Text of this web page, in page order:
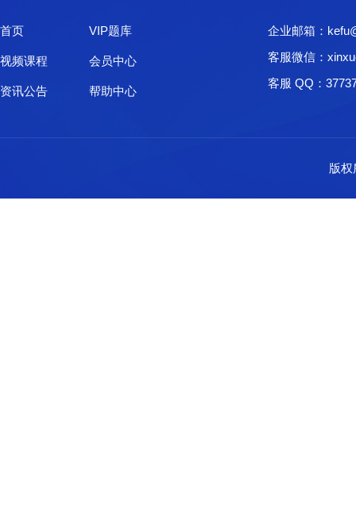
首页 VIP题库
视频课程 会员中心
资讯公告 帮助中心
企业邮箱：
客服微信：
客服 QQ：
版权